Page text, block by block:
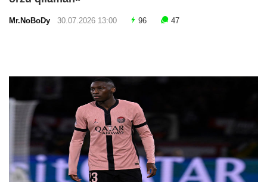
Mr.NoBoDy 30.07.2026 13:00 96 47